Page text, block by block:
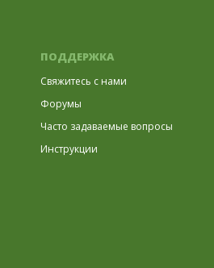
ПОДДЕРЖКА
Свяжитесь с нами
Форумы
Часто задаваемые вопросы
Инструкции